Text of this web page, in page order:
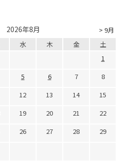
> 9月
2026年8月
水 木 金
土
1
5 6 7
8
12 13 14
15
19 20 21
22
26 27 28
29